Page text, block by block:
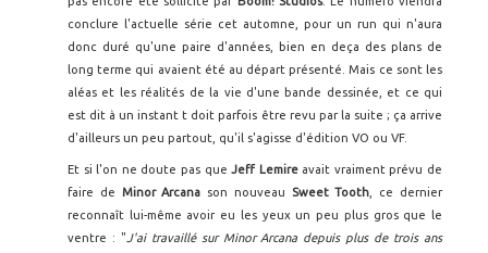
conclure l'actuelle série cet automne, pour un run qui n'aura
donc duré qu'une paire d'années, bien en deça des plans de
long terme qui avaient été au départ présenté. Mais ce sont les
aléas et les réalités de la vie d'une bande dessinée, et ce qui
est dit à un instant t doit parfois être revu par la suite ; ça arrive
d'ailleurs un peu partout, qu'il s'agisse d'édition VO ou VF.
Et si l'on ne doute pas queJeff Lemire avait vraiment prévu de
faire de Minor Arcana son nouveau Sweet Tooth , ce dernier
reconnaît lui-même avoir eu les yeux un peu plus gros que le
ventre : " J'ai travaillé sur Minor Arcana depuis plus de trois ans